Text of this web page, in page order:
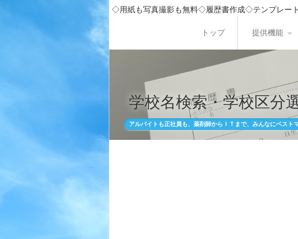
◇用紙も写真撮影も無料◇履歴書作成◇テンプレ
トップ 提供機能
学校名検索・学校区分
アルバイトも正社員も、薬剤師からＩＴまで、みんなにベスト